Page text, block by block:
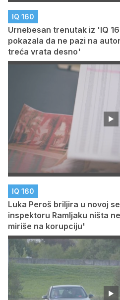
IQ 160
Urnebesan trenutak iz 'IQ
pokazala da ne pazi na
treća vrata desno'
IQ 160
Luka Peroš briljira u novoj
inspektoru Ramljaku ništa
miriše na korupciju'